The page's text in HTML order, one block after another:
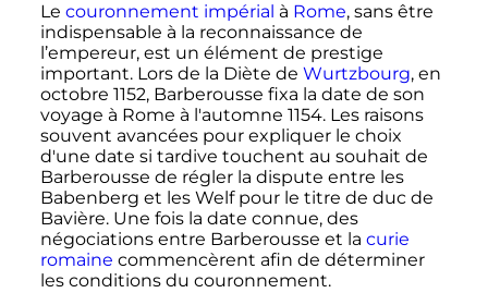
Le couronnement impérial à Rome, sans être
indispensable à la reconnaissance de
l’empereur, est un élément de prestige
important. Lors de la Diète de Wurtzbourg, en
octobre 1152, Barberousse fixa la date de son
voyage à Rome à l'automne 1154. Les raisons
souvent avancées pour expliquer le choix
d'une date si tardive touchent au souhait de
Barberousse de régler la dispute entre les
Babenberg et les Welf pour le titre de duc de
Bavière. Une fois la date connue, des
négociations entre Barberousse et la curie
romaine commencèrent afin de déterminer
les conditions du couronnement.